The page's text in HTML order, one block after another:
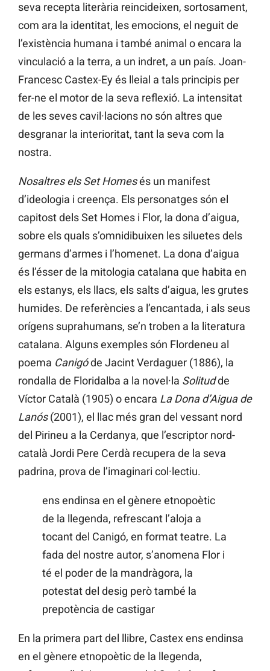
seva recepta literària reincideixen, sortosament,
com ara la identitat, les emocions, el neguit de
l’existència humana i també animal o encara la
vinculació a la terra, a un indret, a un país. Joan-
Francesc Castex-Ey és lleial a tals principis per
fer-ne el motor de la seva reflexió. La intensitat
de les seves cavil·lacions no són altres que
desgranar la interioritat, tant la seva com la
nostra.
Nosaltres els Set Homesés un manifest
d’ideologia i creença. Els personatges són el
capitost dels Set Homes i Flor, la dona d’aigua,
sobre els quals s’omnidibuixen les siluetes dels
germans d’armes i l’homenet. La dona d’aigua
és l’ésser de la mitologia catalana que habita en
els estanys, els llacs, els salts d’aigua, les grutes
humides. De referències a l’encantada, i als seus
orígens suprahumans, se’n troben a la literatura
catalana. Alguns exemples són Flordeneu al
poema Canigóde Jacint Verdaguer (1886), la
rondalla de Floridalba a la novel·la Solitudde
Víctor Català (1905) o encara La Dona d’Aigua de
Lanós(2001), el llac més gran del vessant nord
del Pirineu a la Cerdanya, que l’escriptor nord-
català Jordi Pere Cerdà recupera de la seva
padrina, prova de l’imaginari col·lectiu.
ens endinsa en el gènere etnopoètic
de la llegenda, refrescant l’aloja a
tocant del Canigó, en format teatre. La
fada del nostre autor, s’anomena Flor i
té el poder de la mandràgora, la
potestat del desig però també la
prepotència de castigar
En la primera part del llibre, Castex ens endinsa
en el gènere etnopoètic de la llegenda,